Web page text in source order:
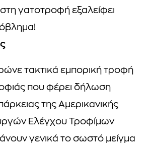
γατοτροφή εξαλείφει
τακτικά εμπορική τροφή
που φέρει δήλωση
της Αμερικανικής
Ελέγχου Τροφίμων
γενικά το σωστό μείγμα